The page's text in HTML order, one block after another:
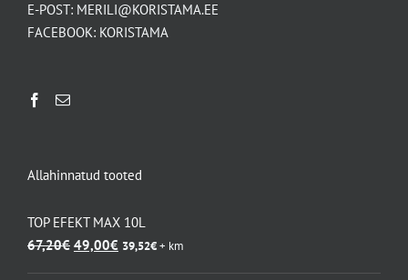
E-POST: MERILI@KORISTAMA.EE
FACEBOOK: KORISTAMA
Allahinnatud tooted
TOP EFEKT MAX 10L
67,20€ Algne
49,00€Praegune
39,52€+ km